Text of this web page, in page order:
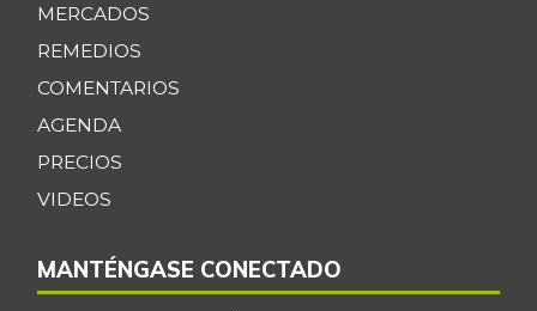
MERCADOS
REMEDIOS
COMENTARIOS
AGENDA
PRECIOS
VIDEOS
MANTÉNGASE CONECTADO